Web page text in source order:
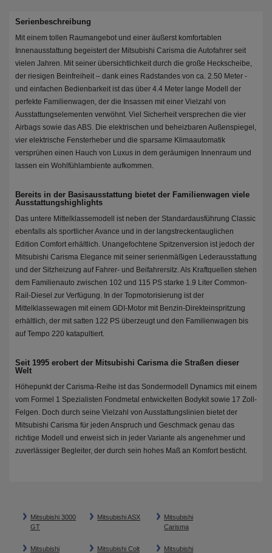
Serienbeschreibung
Mit einem tollen Raumangebot und einer äußerst komfortablen
Innenausstattung begeistert der Mitsubishi Carisma die Autofahrer seit
vielen Jahren. Mit seiner übersichtlichkeit durch die große Heckscheibe,
der riesigen Beinfreiheit – dank eines Radstandes von ca. 2.50 Meter -
und einfachen Bedienbarkeit ist das über 4.4 Meter lange Modell der
perfekte Familienwagen, der die Insassen mit einer Vielzahl von
Ausstattungselementen verwöhnt. Viel Sicherheit versprechen die vier
Airbags sowie das ABS. Die elektrischen und beheizbaren Außenspiegel,
vier elektrische Fensterheber und die sparsame Klimaautomatik
versprühen einen Hauch von Luxus in dem geräumigen Innenraum und
lassen ein Wohlfühlambiente aufkommen.
Bereits in der Basisausstattung bietet der Familienwagen viele
Ausstattungshighlights
Das untere Mittelklassemodell ist neben der Standardausführung Classic
ebenfalls als sportlicher Avance und in der langstreckentauglichen
Edition Comfort erhältlich. Unangefochtene Spitzenversion ist jedoch der
Mitsubishi Carisma Elegance mit seiner serienmäßigen Lederausstattung
und der Sitzheizung auf Fahrer- und Beifahrersitz. Als Kraftquellen stehen
dem Familienauto zwischen 102 und 115 PS starke 1.9 Liter Common-
Rail-Diesel zur Verfügung. In der Topmotorisierung ist der
Mittelklassewagen mit einem GDI-Motor mit Benzin-Direkteinspritzung
erhältlich, der mit satten 122 PS überzeugt und den Familienwagen bis
auf Tempo 220 katapultiert.
Seit 1995 erobert der Mitsubishi Carisma die Straßen dieser
Welt
Höhepunkt der Carisma-Reihe ist das Sondermodell Dynamics mit einem
vom Formel 1 Spezialisten Fondmetal entwickelten Bodykit sowie 17 Zoll-
Felgen. Doch durch seine Vielzahl von Ausstattungslinien bietet der
Mitsubishi Carisma für jeden Anspruch und Geschmack genau das
richtige Modell und erweist sich in jeder Variante als angenehmer und
zuverlässiger Begleiter, der durch sein hohes Maß an Komfort besticht.
Mitsubishi 3000
GT
Mitsubishi ASX
Mitsubishi
Carisma
Mitsubishi
Mitsubishi Colt
Mitsubishi